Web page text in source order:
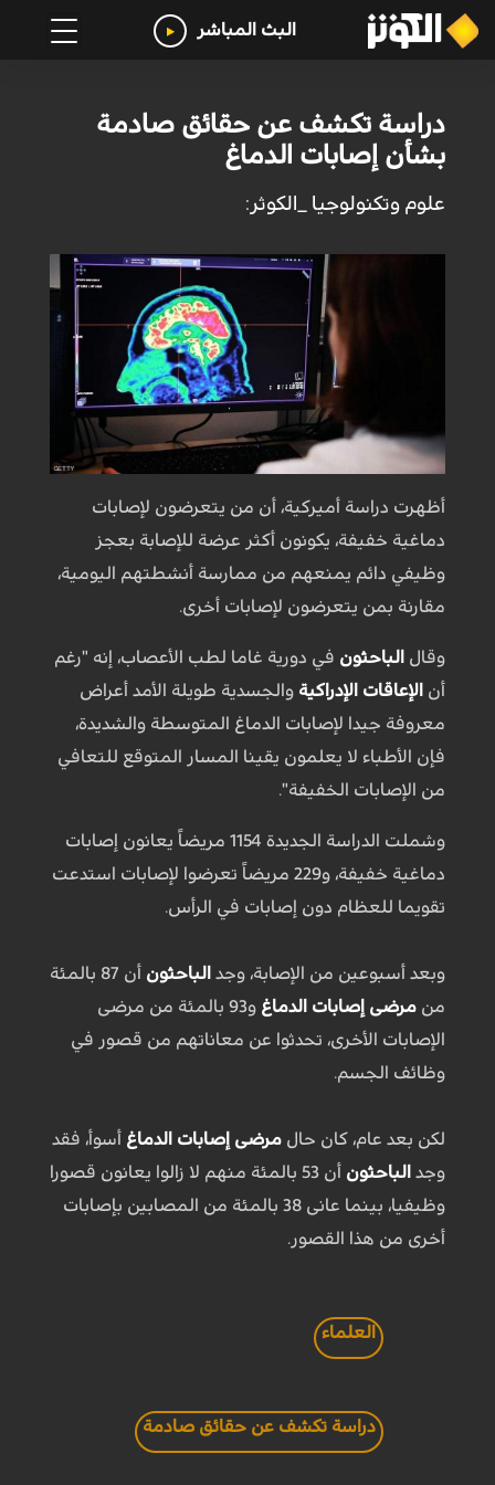
البث المباشر
دراسة تكشف عن حقائق صادمة
بشأن إصابات الدماغ
علوم وتكنولوجيا _الكوثر:
أظهرت دراسة أميركية، أن من يتعرضون لإصابات
دماغية خفيفة، يكونون أكثر عرضة للإصابة بعجز
وظيفي دائم يمنعهم من ممارسة أنشطتهم اليومية،
مقارنة بمن يتعرضون لإصابات أخرى.
وقال الباحثون في دورية غاما لطب الأعصاب، إنه "رغم
أن الإعاقات الإدراكية والجسدية طويلة الأمد أعراض
معروفة جيدا لإصابات الدماغ المتوسطة والشديدة،
فإن الأطباء لا يعلمون يقينا المسار المتوقع للتعافي
من الإصابات الخفيفة".
وشملت الدراسة الجديدة 1154 مريضاً يعانون إصابات
دماغية خفيفة، و229 مريضاً تعرضوا لإصابات استدعت
تقويما للعظام دون إصابات في الرأس.
وبعد أسبوعين من الإصابة، وجد الباحثون
أن 87 بالمئة
من مرضى إصابات الدماغ
و93 بالمئة من مرضى
الإصابات الأخرى، تحدثوا عن معاناتهم من قصور في
وظائف الجسم.
لكن بعد عام، كان حال مرضى إصابات الدماغ أسوأ، فقد
وجد الباحثون
أن 53 بالمئة منهم لا زالوا يعانون قصورا
وظيفيا، بينما عانى 38 بالمئة من المصابين بإصابات
أخرى من هذا القصور.
العلماء
دراسة تكشف عن حقائق صادمة